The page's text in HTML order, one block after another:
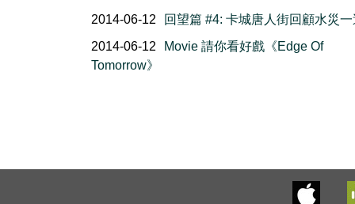
2014-06-12
回望篇 #4: 卡城唐人街回顧水災
2014-06-12
Movie 請你看好戲《Edge Of
Tomorrow》